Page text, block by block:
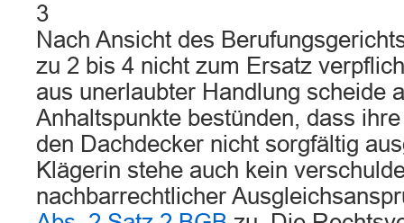
3
Nach Ansicht des
zu 2 bis 4 nicht zum Ersatz
aus unerlaubter Handlung scheide
Anhaltspunkte bestünden, dass
den Dachdecker nicht sorgfältig
Klägerin stehe auch kein
nachbarrechtlicher